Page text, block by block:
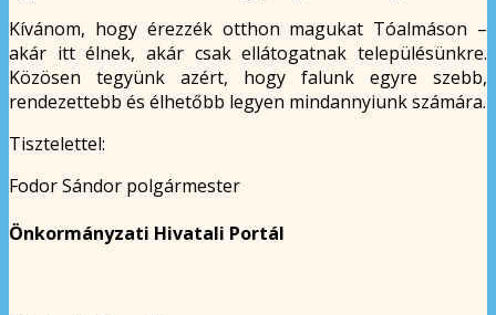
Kívánom, hogy érezzék otthon magukat Tóalmáson –
akár itt élnek, akár csak ellátogatnak településünkre.
Közösen tegyünk azért, hogy falunk egyre szebb,
rendezettebb és élhetőbb legyen mindannyiunk számára.
Tisztelettel:
Fodor Sándor polgármester
Önkormányzati Hivatali Portál